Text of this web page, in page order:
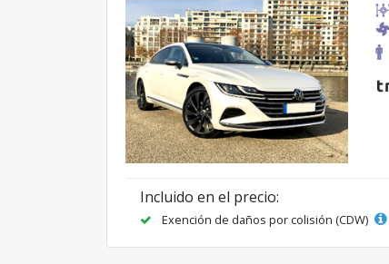
Incluido en el precio:
Exención de daños por colisión (CDW)